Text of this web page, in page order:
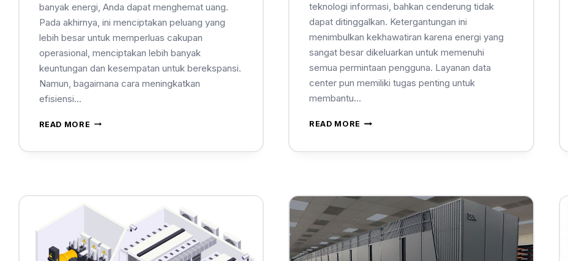
banyak energi, Anda dapat menghemat uang.
Pada akhirnya, ini menciptakan peluang yang
lebih besar untuk memperluas cakupan
operasional, menciptakan lebih banyak
keuntungan dan kesempatan untuk berekspansi.
Namun, bagaimana cara meningkatkan
efisiensi…
READ MORE
teknologi informasi, bahkan cenderung tidak
dapat ditinggalkan. Ketergantungan ini
menimbulkan kekhawatiran karena energi yang
sangat besar dikeluarkan untuk memenuhi
semua permintaan pengguna. Layanan data
center pun memiliki tugas penting untuk
membantu…
READ MORE